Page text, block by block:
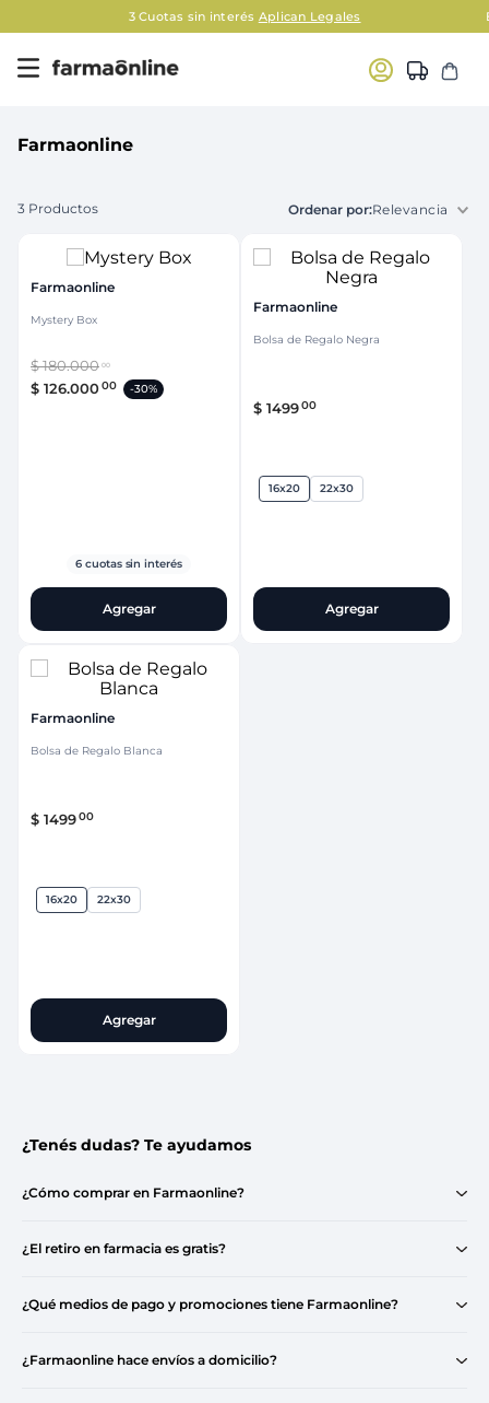
3 Cuotas sin interés Aplican Legales
Farmaonline
3 Productos Relevancia
Farmaonline
Mystery Box
$180.000 00
$ 126.00000 -30%
6 cuotas sin interés
Agregar
Farmaonline
Bolsa de Regalo Negra
$ 149900
16x20 22x30
Agregar
Farmaonline
Bolsa de Regalo Blanca
$ 149900
16x20 22x30
Agregar
¿Tenés dudas? Te ayudamos
¿Cómo comprar en Farmaonline?
¿El retiro en farmacia es gratis?
¿Qué medios de pago y promociones tiene Farmaonline?
¿Farmaonline hace envíos a domicilio?